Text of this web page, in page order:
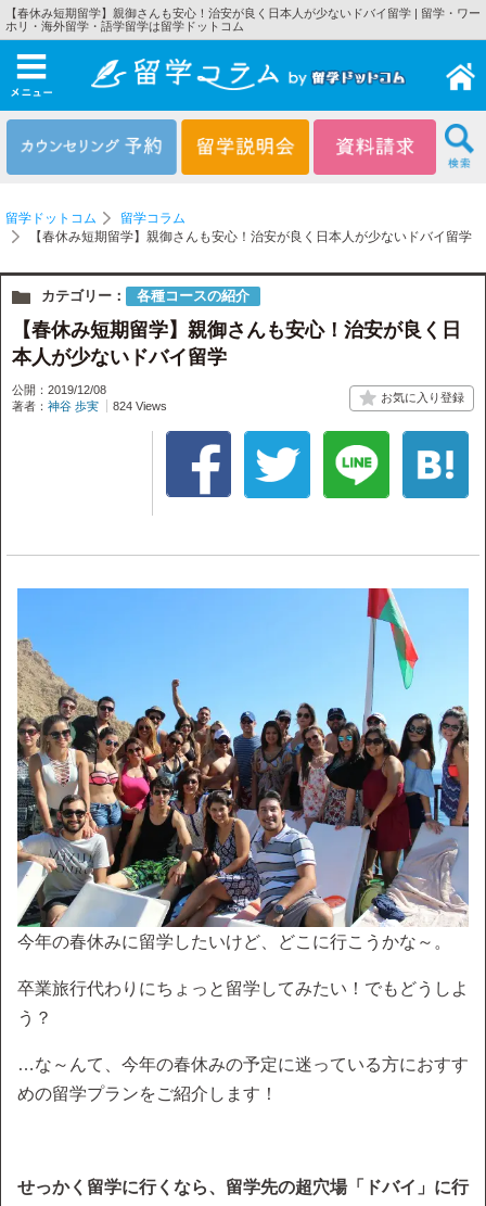
【春休み短期留学】親御さんも安心！治安が良く日本人が少ないドバイ留学 | 留学・ワー
ホリ・海外留学・語学留学は留学ドットコム
メニュー
留学ドットコム
留学コラム
【春休み短期留学】親御さんも安心！治安が良く日本人が少ないドバイ留学
カテゴリー： 各種コースの紹介
【春休み短期留学】親御さんも安心！治安が良く日
本人が少ないドバイ留学
公開：2019/12/08
著者： 神谷 歩実 824 Views
今年の春休みに留学したいけど、どこに行こうかな～。
卒業旅行代わりにちょっと留学してみたい！でもどうしよ
う？
…な～んて、今年の春休みの予定に迷っている方におすす
めの留学プランをご紹介します！
せっかく留学に行くなら、留学先の超穴場「ドバイ」に行